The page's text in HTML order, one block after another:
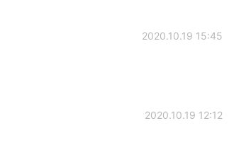
2020.10.19 15:45
2020.10.19 12:12